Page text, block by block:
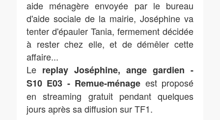
aide ménagère envoyée par le bureau
d'aide sociale de la mairie, Joséphine va
tenter d'épauler Tania, fermement décidée
à rester chez elle, et de démêler cette
affaire...
Le replay Joséphine, ange gardien -
S10 E03 - Remue-ménage est proposé
en streaming gratuit pendant quelques
jours après sa diffusion sur TF1.